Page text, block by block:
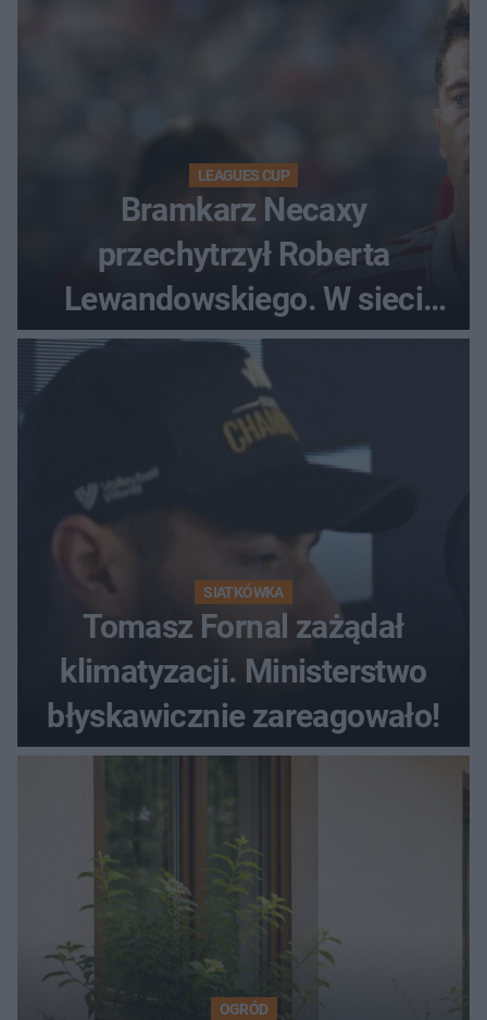
LEAGUES CUP
Bramkarz Necaxy
przechytrzył Roberta
Lewandowskiego. W sieci
krąży wideo z tego pojedynku
SIATKÓWKA
Tomasz Fornal zażądał
klimatyzacji. Ministerstwo
błyskawicznie zareagowało!
OGRÓD